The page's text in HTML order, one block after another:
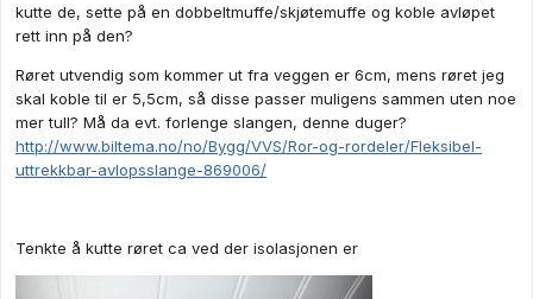
kutte de, sette på en dobbeltmuffe/skjøtemuffe og koble avløpet
rett inn på den?
Røret utvendig som kommer ut fra veggen er 6cm, mens røret jeg
skal koble til er 5,5cm, så disse passer muligens sammen uten noe
mer tull? Må da evt. forlenge slangen, denne duger?
http://www.biltema.no/no/Bygg/VVS/Ror-og-rordeler/Fleksibel-
uttrekkbar-avlopsslange-869006/
Tenkte å kutte røret ca ved der isolasjonen er